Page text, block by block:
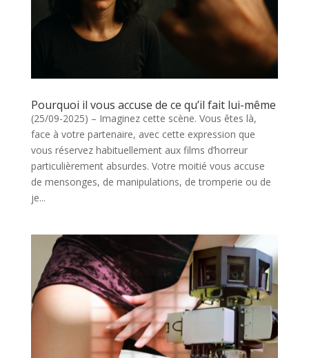
Pourquoi il vous accuse de ce qu’il fait lui-même
(25/09-2025) – Imaginez cette scène. Vous êtes là,
face à votre partenaire, avec cette expression que
vous réservez habituellement aux films d’horreur
particulièrement absurdes. Votre moitié vous accuse
de mensonges, de manipulations, de tromperie ou de
je...